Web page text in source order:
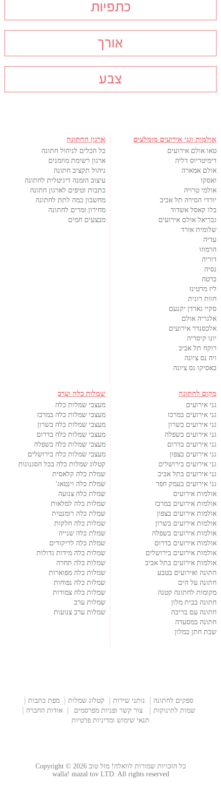
כתפיות
אורך
צבע
אולמות וגני אירועים מומלצים
טאו אולם אירועים
דימיטריוס דליה
אולם אמארה
ואסקו
אולמי טרויה
יורדי הסירה תל אביב
בלו קאסל אשדוד
גבריאל אולם אירועים
שלומית אזרד
עדיה
הרמוזו
דוריה
נסיה
ברטה
ליז מרטינז
חוות רונית
סקיי גארדן יקנעם
אלגריה אולם
אלכסנדר אירועים
יונו קיסריה
רוקח תל אביב
ויה נס ציונה
באסיקו נס ציונה
ארגון החתונה
כל הכלים לניהול חתונה
ארגון רשימת מוזמנים
ניהול תקציב חתונה
עיצוב הזמנה דיגיטלית לחתונה
כתבות וטיפים לארגון חתונה
מחשבון כמה לתת לחתונה
מחירון זמרים לחתונה
מבצעים חמים
מקום לחתונה
גני אירועים
גני אירועים במרכז
גני אירועים בשרון
גני אירועים בשפלה
גני אירועים בדרום
גני אירועים בצפון
גני אירועים בירושלים
גני אירועים בתל אביב
גני אירועים בעמק חפר
אולמות אירועים
אולמות אירועים במרכז
אולמות אירועים בצפון
אולמות אירועים בשרון
אולמות אירועים בשפלה
אולמות אירועים בדרום
אולמות אירועים בירושלים
אולמות אירועים בתל אביב
חתונה ואירועים בטבע
חתונה על הים
מקומות לחתונה קטנה
חתונה בבית מלון
חתונה עם בריכה
חתונה במסעדה
שבת חתן במלון
שמלות כלה וערב
מעצבי שמלות כלה
מעצבי שמלות כלה במרכז
מעצבי שמלות כלה בשרון
מעצבי שמלות כלה בדרום
מעצבי שמלות כלה בשפלה
מעצבי שמלות כלה בירושלים
קטלוג שמלות כלה בכל הסגנונות
שמלת כלה קלאסית
שמלת כלה וינטאג'
שמלת כלה צנועה
שמלות כלה למלאות
שמלת כלה רומנטית
שמלות כלה חלקות
שמלת כלה שנייה
שמלת כלה לריקודים
שמלות כלה מידות גדולות
שמלות כלה תחרה
שמלות כלה מפוארות
שמלות כלה נפוחות
שמלות כלה צמודות
שמלות ערב
שמלות ערב צנועות
ספקים לחתונה נותני שירות קטלוג שמלות
מפת כתבות
שמות לתינוקות
צור קשר ופניות מפרסמים
אודות החברה
תנאי שימוש ומדיניות פרטיות
כל הזכויות שמורות לוואלה! מזל טוב Copyright © 2026
walla! mazal tov LTD. All rights reserved